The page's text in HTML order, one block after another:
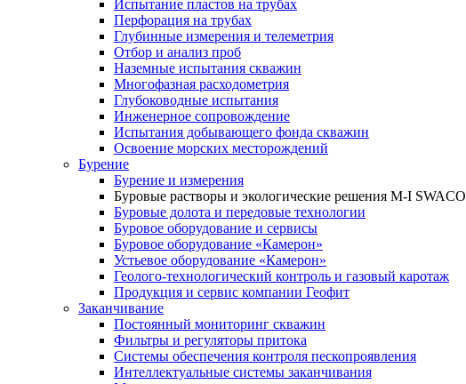
Испытание пластов на трубах
Перфорация на трубах
Глубинные измерения и телеметрия
Отбор и анализ проб
Наземные испытания скважин
Многофазная расходометрия
Глубоководные испытания
Инженерное сопровождение
Испытания добывающего фонда скважин
Освоение морских месторождений
Бурение
Бурение и измерения
Буровые растворы и экологические решения M-I SWACO
Буровые долота и передовые технологии
Буровое оборудование и сервисы
Буровое оборудование «Камерон»
Устьевое оборудование «Камерон»
Геолого-технологический контроль и газовый каротаж
Продукция и сервис компании Геофит
Заканчивание
Постоянный мониторинг скважин
Фильтры и регуляторы притока
Cистемы обеспечения контроля пескопроявления
Интеллектуальные системы заканчивания